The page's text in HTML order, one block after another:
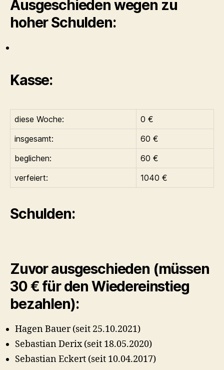
Ausgeschieden wegen zu
hoher Schulden:
Kasse:
diese Woche:
0 €
insgesamt:
60 €
beglichen:
60 €
verfeiert:
1040 €
Schulden:
Zuvor ausgeschieden (müssen
30 € für den Wiedereinstieg
bezahlen):
Hagen Bauer (seit 25.10.2021)
Sebastian Derix (seit 18.05.2020)
Sebastian Eckert (seit 10.04.2017)